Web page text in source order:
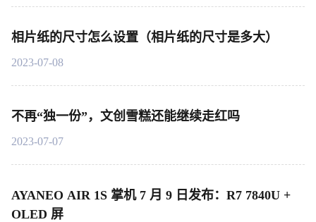
相片纸的尺寸怎么设置（相片纸的尺寸是多大）
2023-07-08
不再“独一份”，文创雪糕还能继续走红吗
2023-07-07
AYANEO AIR 1S 掌机 7 月 9 日发布：R7 7840U +
OLED 屏